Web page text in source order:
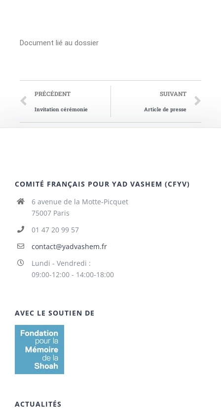
Document lié au dossier
PRÉCÉDENT
Invitation cérémonie
SUIVANT
Article de presse
COMITÉ FRANÇAIS POUR YAD VASHEM (CFYV)
6 avenue de la Motte-Picquet
75007 Paris
01 47 20 99 57
contact@yadvashem.fr
Lundi - Vendredi :
09:00-12:00 - 14:00-18:00
AVEC LE SOUTIEN DE
ACTUALITÉS